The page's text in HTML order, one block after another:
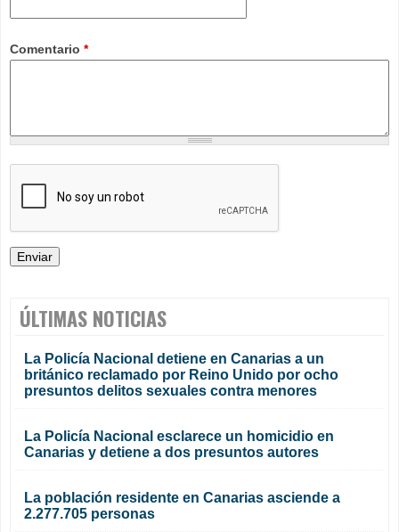
Comentario *
ÚLTIMAS NOTICIAS
La Policía Nacional detiene en Canarias a un
británico reclamado por Reino Unido por ocho
presuntos delitos sexuales contra menores
La Policía Nacional esclarece un homicidio en
Canarias y detiene a dos presuntos autores
La población residente en Canarias asciende a
2.277.705 personas